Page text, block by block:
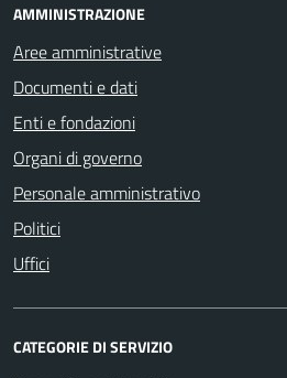
AMMINISTRAZIONE
Aree amministrative
Documenti e dati
Enti e fondazioni
Organi di governo
Personale amministrativo
Politici
Uffici
CATEGORIE DI SERVIZIO